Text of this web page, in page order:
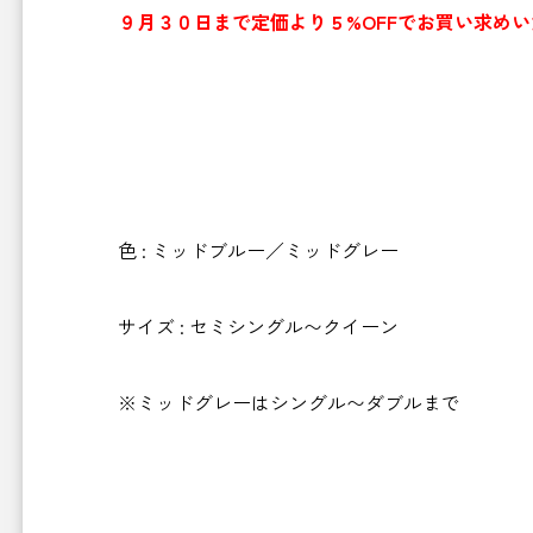
９月３０日まで定価より５%OFFでお買い求めい
色 : ミッドブルー／ミッドグレー
サイズ : セミシングル〜クイーン
※ミッドグレーはシングル〜ダブルまで